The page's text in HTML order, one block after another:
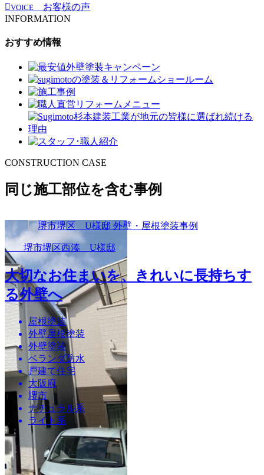
VOICE
お客様の声
INFORMATION
おすすめ情報
CONSTRUCTION CASE
同じ施工部位を含む事例
堺市堺区西湊 U様邸
大切なお住まいを、きれいに長持ちす
る外壁へ
屋根塗装
外壁屋根塗装
外壁塗装
ベランダ防水
戸建て住宅
大阪府
堺市
ナチュラル系
ライト系